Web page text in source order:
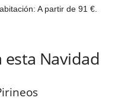
A partir de 91 €.
esta Navidad